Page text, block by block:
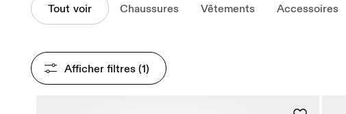
Tout voir Chaussures Vêtements Accessoires
Afficher filtres (1)